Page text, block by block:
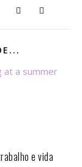
e vida